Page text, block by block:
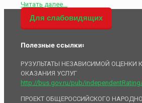
Читать далее...
Для слабовидящих
Полезные ссылки:
РУЗУЛЬТАТЫ НЕЗАВИСИМОЙ ОЦЕНКИ
ОКАЗАНИЯ УСЛУГ
http://bus.gov.ru/pub/
ПРОЕКТ ОБЩЕРОССИЙСКОГО